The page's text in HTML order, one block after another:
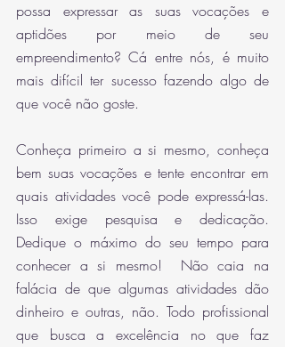
possa expressar as suas vocações e
aptidões por meio de seu
empreendimento? Cá entre nós, é muito
mais difícil ter sucesso fazendo algo de
que você não goste.
Conheça primeiro a si mesmo, conheça
bem suas vocações e tente encontrar em
quais atividades você pode expressá-las.
Isso exige pesquisa e dedicação.
Dedique o máximo do seu tempo para
conhecer a si mesmo!  Não caia na
falácia de que algumas atividades dão
dinheiro e outras, não. Todo profissional
que busca a excelência no que faz